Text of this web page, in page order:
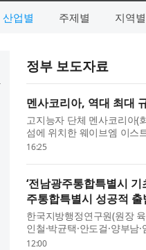
산업별 주제별 지역별
정부 보도자료
멘사코리아, 역대 최대
고지능자 단체 멘사코리아(
섬에 위치한 웨이브엠 이스
밝혔다. 이번 여름 모꼬지에
16:25
‘전남광주통합특별시
주통합특별시 성공적
한국지방행정연구원(원장
인철·박균택·안도걸·양부
‘전남광주통합특별시 기초자
12:00